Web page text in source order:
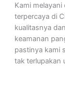
Kami
terpercaya di
kualitasnya
keamanan
pastinya kami
tak terlupakan